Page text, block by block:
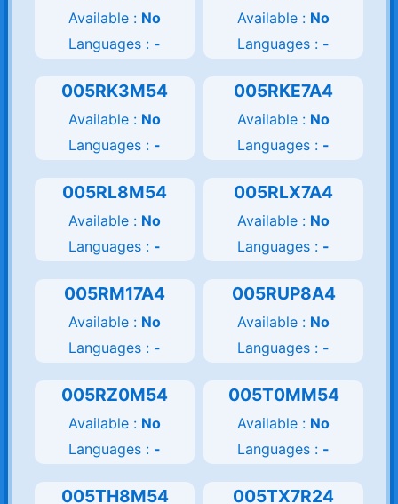
Available : No
Languages : -
Available : No
Languages : -
005RK3M54
Available : No
Languages : -
005RKE7A4
Available : No
Languages : -
005RL8M54
Available : No
Languages : -
005RLX7A4
Available : No
Languages : -
005RM17A4
Available : No
Languages : -
005RUP8A4
Available : No
Languages : -
005RZ0M54
Available : No
Languages : -
005T0MM54
Available : No
Languages : -
005TH8M54 005TX7R24